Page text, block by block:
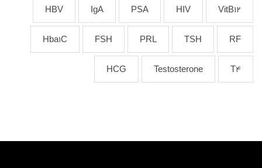
VitB12
HIV
PSA
IgA
HBV
RF
TSH
PRL
FSH
Hba1C
T4
Testosterone
HCG